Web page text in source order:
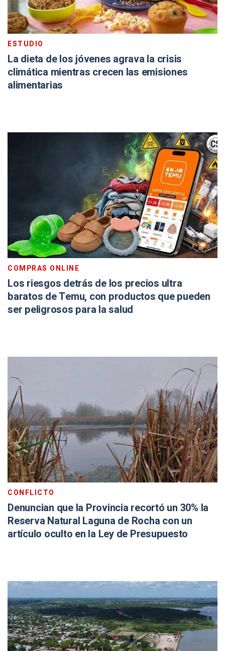
ESTUDIO
La dieta de los jóvenes agrava la crisis
climática mientras crecen las emisiones
alimentarias
COMPRAS ONLINE
Los riesgos detrás de los precios ultra
baratos de Temu, con productos que pueden
ser peligrosos para la salud
CONFLICTO
Denuncian que la Provincia recortó un 30% la
Reserva Natural Laguna de Rocha con un
artículo oculto en la Ley de Presupuesto